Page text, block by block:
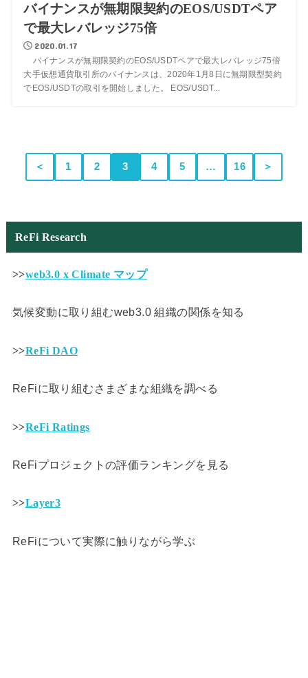
バイナンスが無期限契約のEOS/USDTペア
で最大レバレッジ75倍
2020.01.17
バイナンスが無期限契約のEOS/USDTペアで最大レバレッジ75倍
大手仮想通貨取引所のバイナンスは、2020年1月8日に無期限型契約
でEOS/USDTの取引を開始しました。 EOS/USDT...
＜ 1 2 3 4 5 … 16 ＞
ReFi Research
>>web3.0 x Climate マップ
気候変動に取り組むweb3.0 組織の関係を知る
>>ReFi DAO
ReFiに取り組むさまざまな組織を調べる
>>ReFi Ratings
ReFiプロジェクトの評価ランキングを見る
>>Layer3
ReFiについて実際に触りながら学ぶ